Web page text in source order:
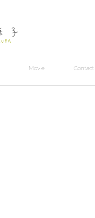
Movie Contact